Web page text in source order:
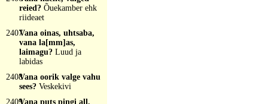
reied? Õuekamber ehk
riideaet
2407Vana oinas, uhtsaba,
vana la[mm]as,
laimagu? Luud ja
labidas
2408Vana oorik valge vahu
sees? Veskekivi
2409Vana puts pingi all,